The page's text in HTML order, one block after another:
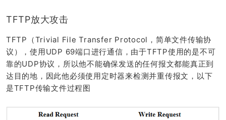
TFTP放大攻击
TFTP（Trivial File Transfer Protocol，简单文件传输协
议），使用UDP 69端口进行通信，由于TFTP使用的是不可
靠的UDP协议，所以他不能确保发送的任何报文都能真正到
达目的地，因此他必须使用定时器来检测并重传报文，以下
是TFTP传输文件过程图